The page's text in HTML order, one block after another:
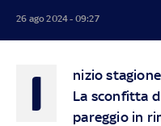
26 ago 2024 - 09:27
I
nizio
La sconfitta
pareggio in